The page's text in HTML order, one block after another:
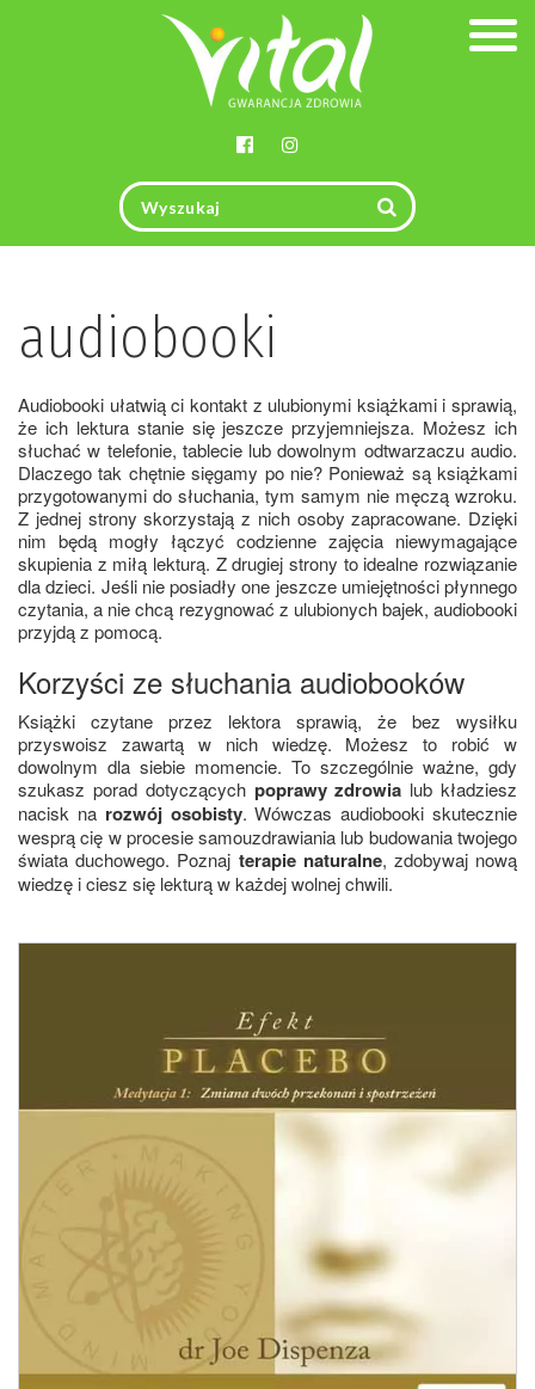
audiobooki
Audiobooki ułatwią ci kontakt z ulubionymi książkami i sprawią,
że ich lektura stanie się jeszcze przyjemniejsza. Możesz ich
słuchać w telefonie, tablecie lub dowolnym odtwarzaczu audio.
Dlaczego tak chętnie sięgamy po nie? Ponieważ są książkami
przygotowanymi do słuchania, tym samym nie męczą wzroku.
Z jednej strony skorzystają z nich osoby zapracowane. Dzięki
nim będą mogły łączyć codzienne zajęcia niewymagające
skupienia z miłą lekturą. Z drugiej strony to idealne rozwiązanie
dla dzieci. Jeśli nie posiadły one jeszcze umiejętności płynnego
czytania, a nie chcą rezygnować z ulubionych bajek, audiobooki
przyjdą z pomocą.
Korzyści ze słuchania audiobooków
Książki czytane przez lektora sprawią, że bez wysiłku
przyswoisz zawartą w nich wiedzę. Możesz to robić w
dowolnym dla siebie momencie. To szczególnie ważne, gdy
szukasz porad dotyczących poprawy zdrowia lub kładziesz
nacisk na rozwój osobisty. Wówczas audiobooki skutecznie
wesprą cię w procesie samouzdrawiania lub budowania twojego
świata duchowego. Poznaj terapie naturalne, zdobywaj nową
wiedzę i ciesz się lekturą w każdej wolnej chwili.